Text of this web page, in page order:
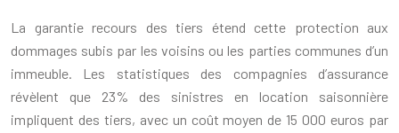
La garantie recours des tiers étend cette protection aux
dommages subis par les voisins ou les parties communes d’un
immeuble. Les statistiques des compagnies d’assurance
révèlent que 23% des sinistres en location saisonnière
impliquent des tiers, avec un coût moyen de 15 000 euros par